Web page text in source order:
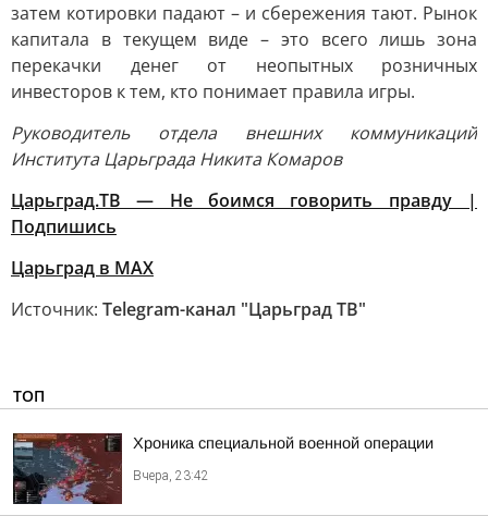
затем котировки падают – и сбережения тают. Рынок
капитала в текущем виде – это всего лишь зона
перекачки денег от неопытных розничных
инвесторов к тем, кто понимает правила игры.
Руководитель отдела внешних коммуникаций
Института Царьграда Никита Комаров
Царьград.ТВ — Не боимся говорить правду |
Подпишись
Царьград в МАХ
Источник: Telegram-канал "Царьград ТВ"
ТОП
Хроника специальной военной операции
Вчера, 23:42